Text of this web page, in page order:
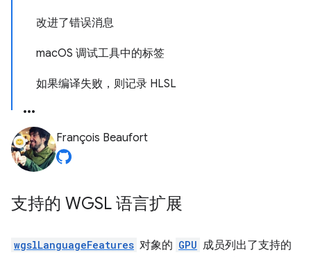
改进了错误消息
macOS 调试工具中的标签
如果编译失败，则记录 HLSL
François Beaufort
支持的 WGSL 语言扩展
wgslLanguageFeatures 对象的 GPU 成员列出了支持的